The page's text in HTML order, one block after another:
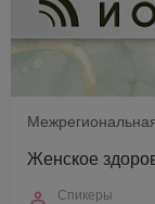
Женское
Спикеры